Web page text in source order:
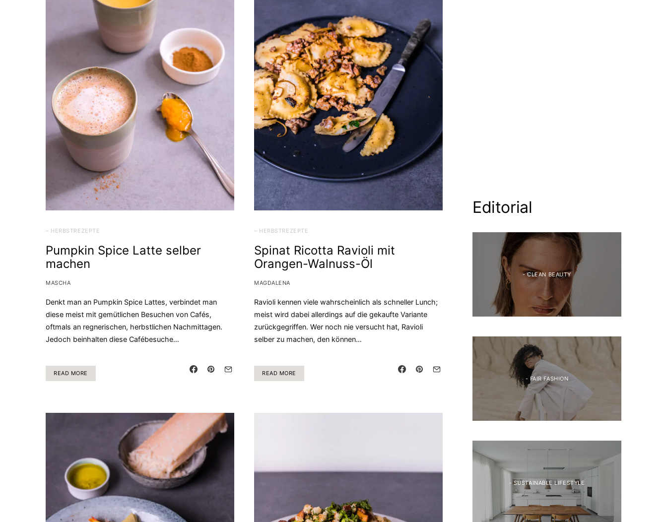
– HERBSTREZEPTE
Pumpkin Spice Latte selber
machen
MASCHA
Denkt man an Pumpkin Spice Lattes, verbindet man
diese meist mit gemütlichen Besuchen von Cafés,
oftmals an regnerischen, herbstlichen Nachmittagen.
Jedoch beinhalten diese Cafébesuche…
READ MORE
– HERBSTREZEPTE
Spinat Ricotta Ravioli mit
Orangen-Walnuss-Öl
MAGDALENA
Ravioli kennen viele wahrscheinlich als schneller Lunch;
meist wird dabei allerdings auf die gekaufte Variante
zurückgegriffen. Wer noch nie versucht hat, Ravioli
selber zu machen, den können…
READ MORE
Editorial
- CLEAN BEAUTY
- FAIR FASHION
- SUSTAINABLE LIFESTYLE